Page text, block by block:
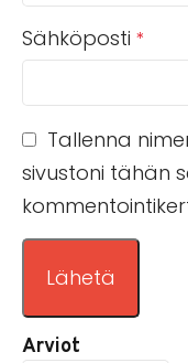
Arviot
Sähköposti *
Tallenna
sivustoni tähän